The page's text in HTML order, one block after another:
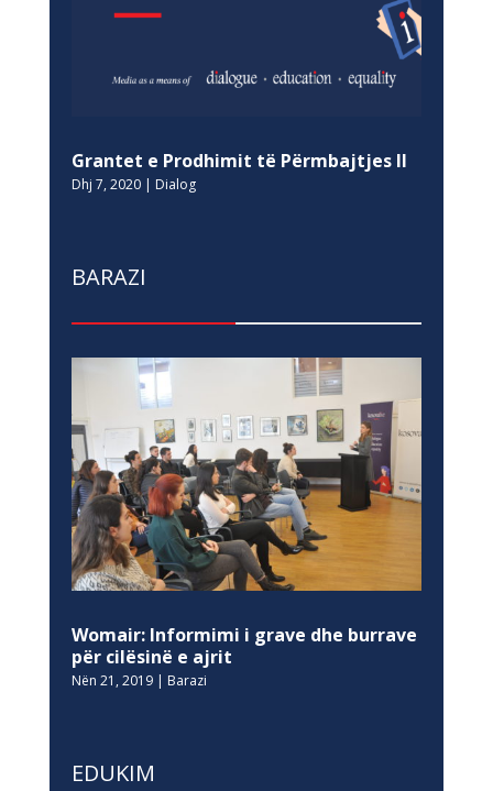
Grantet e Prodhimit të Përmbajtjes II
Dhj 7, 2020| Dialog
BARAZI
Womair: Informimi i grave dhe burrave
për cilësinë e ajrit
Nën 21, 2019| Barazi
EDUKIM